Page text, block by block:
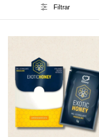
Filtrar